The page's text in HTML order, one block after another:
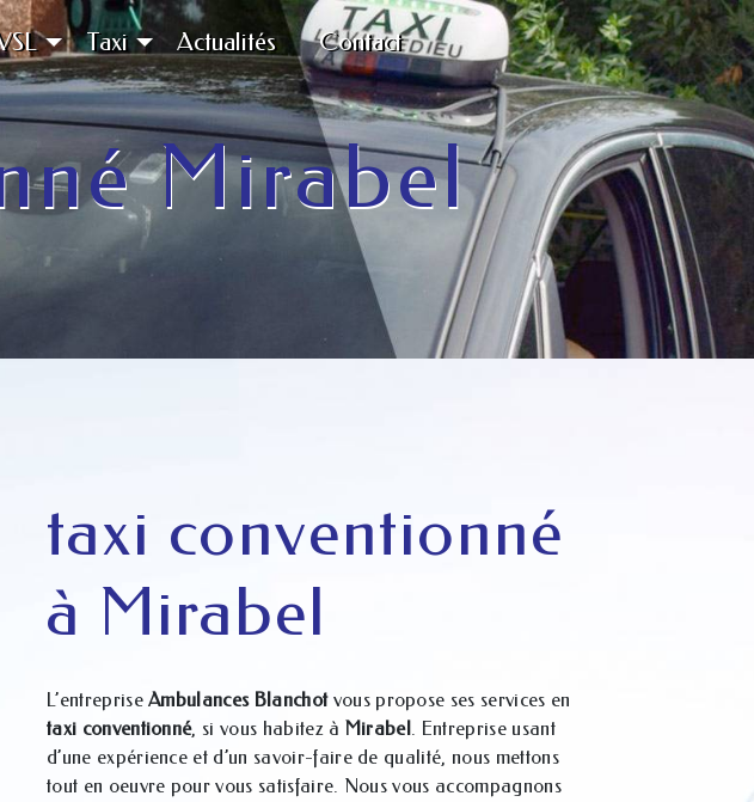
Taxi Actualités Contact
Mirabel
taxi conventionné
à Mirabel
L’entrepriseAmbulances Blanchotvous propose ses services en
taxi conventionné, si vous habitez à Mirabel. Entreprise usant
d’une expérience et d’un savoir-faire de qualité, nous mettons
tout en oeuvre pour vous satisfaire. Nous vous accompagnons